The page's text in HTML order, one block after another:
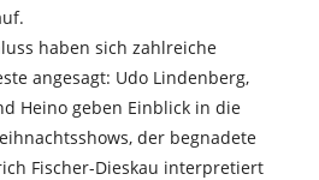
haben sich zahlreiche
angesagt: Udo Lindenberg,
Heino geben Einblick in die
der begnadete
Fischer-Dieskau interpretiert